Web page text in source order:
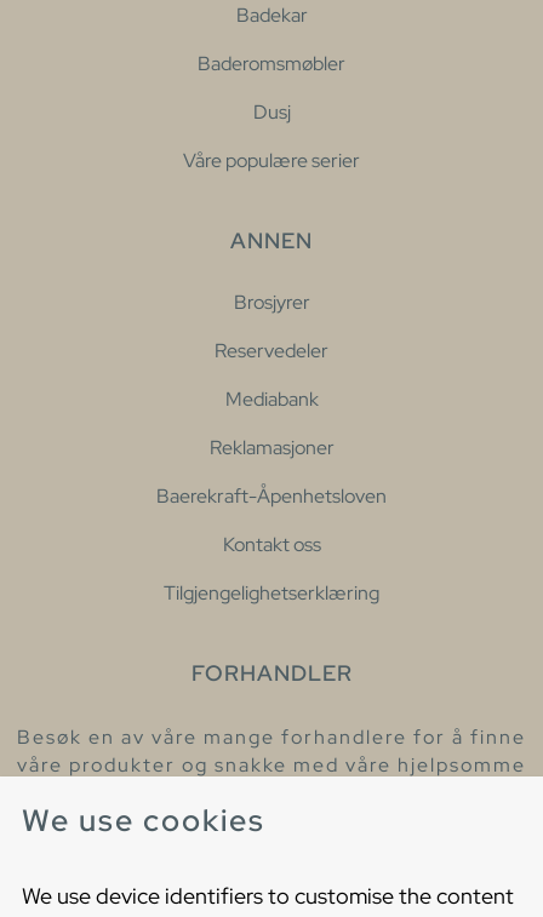
We use cookies
We use device identifiers to customise the content
Badekar
Baderomsmøbler
Dusj
Våre populære serier
ANNEN
Brosjyrer
Reservedeler
Mediabank
Reklamasjoner
Baerekraft-Åpenhetsloven
Kontakt oss
Tilgjengelighetserklæring
FORHANDLER
Besøk en av våre mange forhandlere for å finne
våre produkter og snakke med våre hjelpsomme